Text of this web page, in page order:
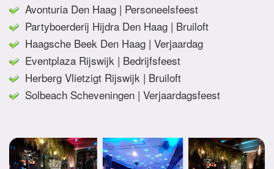
Avonturia Den Haag | Personeelsfeest
Partyboerderij Hijdra Den Haag | Bruiloft
Haagsche Beek Den Haag | Verjaardag
Eventplaza Rijswijk | Bedrijfsfeest
Herberg Vlietzigt Rijswijk | Bruiloft
Solbeach Scheveningen | Verjaardagsfeest